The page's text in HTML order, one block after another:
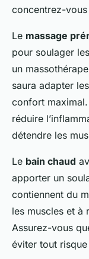
concentrez-
Le massage
pour soulager
un
saura adapter
confort
réduire
détendre les
Le bain chaud
apporter un
contiennent du
les muscles et à
Assurez-vous
éviter tout